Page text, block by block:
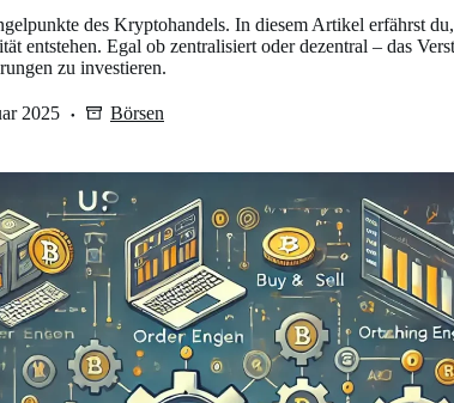
des Kryptohandels. In diesem Artikel erfährst
entstehen. Egal ob zentralisiert oder dezentral – das
zu investieren.
2025 Börsen